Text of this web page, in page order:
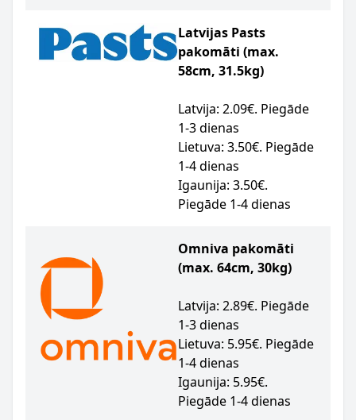
Latvijas Pasts
pakomāti (max.
58cm, 31.5kg)
Latvija: 2.09€. Piegāde
1-3 dienas
Lietuva: 3.50€. Piegāde
1-4 dienas
Igaunija: 3.50€.
Piegāde 1-4 dienas
Omniva pakomāti
(max. 64cm, 30kg)
Latvija: 2.89€. Piegāde
1-3 dienas
Lietuva: 5.95€. Piegāde
1-4 dienas
Igaunija: 5.95€.
Piegāde 1-4 dienas